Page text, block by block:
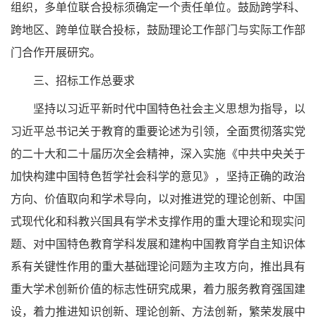
组织，多单位联合投标须确定一个责任单位。鼓励跨学科、
跨地区、跨单位联合投标，鼓励理论工作部门与实际工作部
门合作开展研究。
三、招标工作总要求
坚持以习近平新时代中国特色社会主义思想为指导，以
习近平总书记关于教育的重要论述为引领，全面贯彻落实党
的二十大和二十届历次全会精神，深入实施《中共中央关于
加快构建中国特色哲学社会科学的意见》，坚持正确的政治
方向、价值取向和学术导向，以对推进党的理论创新、中国
式现代化和科教兴国具有学术支撑作用的重大理论和现实问
题、对中国特色教育学科发展和建构中国教育学自主知识体
系有关键性作用的重大基础理论问题为主攻方向，推出具有
重大学术创新价值的标志性研究成果，着力服务教育强国建
设，着力推进知识创新、理论创新、方法创新，繁荣发展中